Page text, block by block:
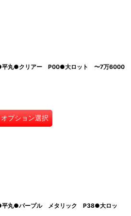
●平丸●クリアー P00●大ロット 〜7万6000
オプション選択
平丸●パープル メタリック P38●大ロッ